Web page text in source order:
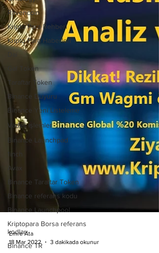
Ravencoin
Kripto Para Rehberi
Kripto Para Haberleri
Gal Token
Taraftar Token
Binance Duyuru
Binance Yeni Listeleme
Vadeli işlemler
Binance Launchpad
1inch
Avax
Binance Taraftar Token
Binance referans kodu
Binance Launchpool
Kriptopara Borsa referans
kodları
Binance TR